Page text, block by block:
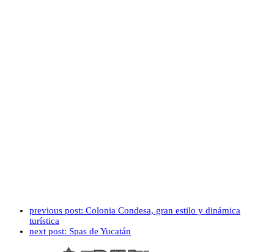
previous post: Colonia Condesa, gran estilo y dinámica
turística
next post: Spas de Yucatán